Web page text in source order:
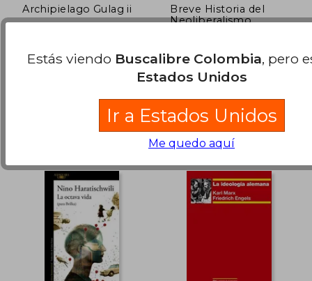
$ 103.665 45%
Archipielago Gulag ii
Tusquets Editores, 2016, 1
Breve Historia del
Neoliberalismo
Ediciones Akal, 2007, 1
Edición, Tapa Blanda,
Estás viendo Buscalibre Colombia, pero
Estados Unidos
Ir a Estados Unidos
Me quedo aquí